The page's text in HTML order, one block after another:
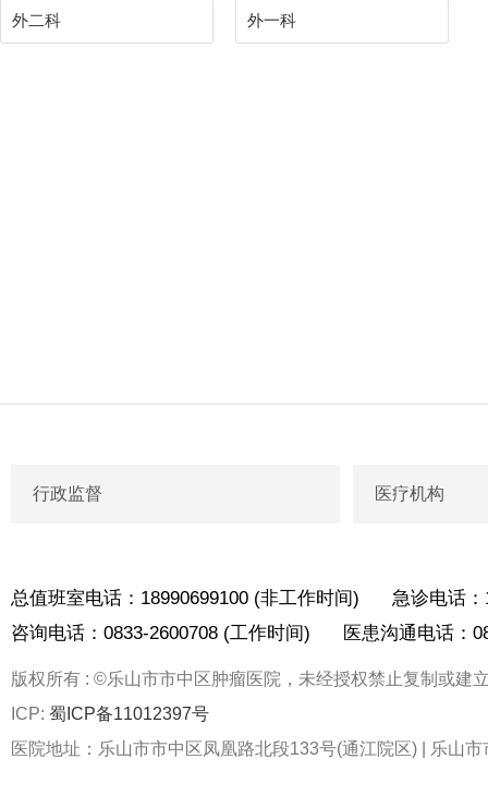
外二科 外一科
行政监督 医疗机构
总值班室电话：18990699100 (非工作时间)
急诊电话
咨询电话：0833-2600708 (工作时间)
医患沟通电话：
版权所有 : ©乐山市市中区肿瘤医院，未经授权禁止复制或建
ICP: 蜀ICP备11012397号
医院地址：乐山市市中区凤凰路北段133号(通江院区) | 乐山